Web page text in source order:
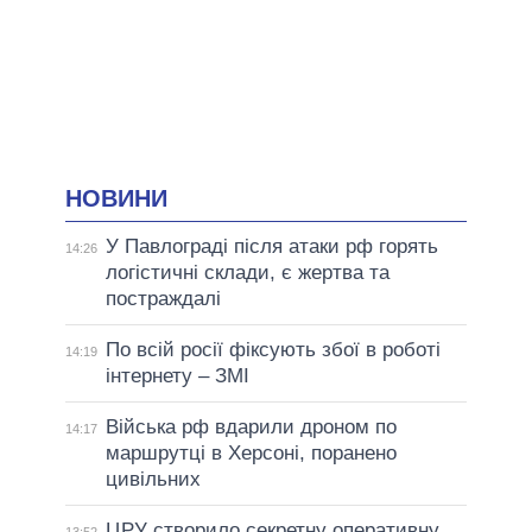
НОВИНИ
14:26 У Павлограді після атаки рф горять
логістичні склади, є жертва та
постраждалі
14:19
По всій росії фіксують збої в роботі
інтернету – ЗМІ
14:17
Війська рф вдарили дроном по
маршрутці в Херсоні, поранено
цивільних